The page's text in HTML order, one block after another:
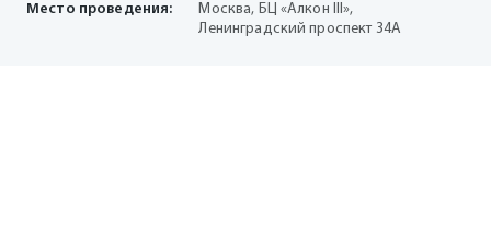
Место проведения:
Москва, БЦ «Алкон III»,
Ленинградский проспект 34А